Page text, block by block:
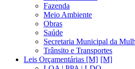
Fazenda
Meio Ambiente
Obras
Saúde
Secretaria Municipal da
Trânsito e Transportes
Leis Orçamentárias [M]